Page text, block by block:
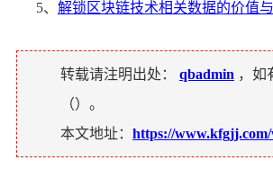
5、 解锁区块链技术相关数据的价值
转载请注明出处： qbadmin ，如
（）。
本文地址： https://